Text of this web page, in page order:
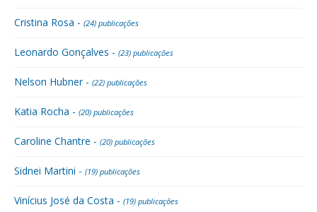
Cristina Rosa - (24) publicações
Leonardo Gonçalves - (23) publicações
Nelson Hubner - (22) publicações
Katia Rocha - (20) publicações
Caroline Chantre - (20) publicações
Sidnei Martini - (19) publicações
Vinícius José da Costa - (19) publicações